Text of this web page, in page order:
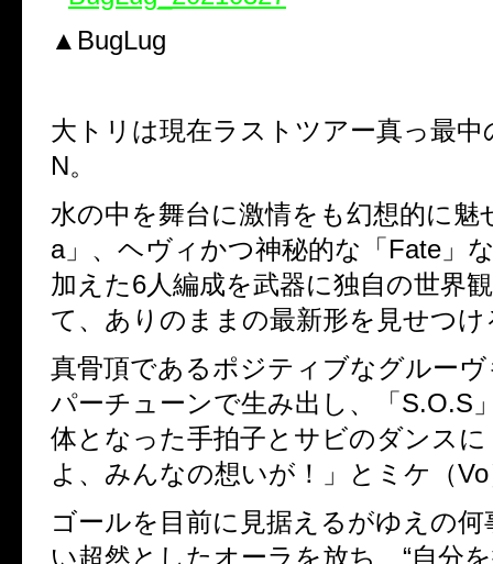
▲BugLug
大トリは現在ラストツアー真っ最中
N。
水の中を舞台に激情をも幻想的に魅
a」、ヘヴィかつ神秘的な「 Fate 」
加えた6人編成を武器に独自の世界
て、ありのままの最新形を見せつけ
真骨頂であるポジティブなグルー
パーチューンで生み出し、「 S.O.S
体となった手拍子とサビのダンス
よ、みんなの想いが！」とミケ（Vo
ゴールを目前に見据えるがゆえの
い超然としたオーラを放ち、“自分